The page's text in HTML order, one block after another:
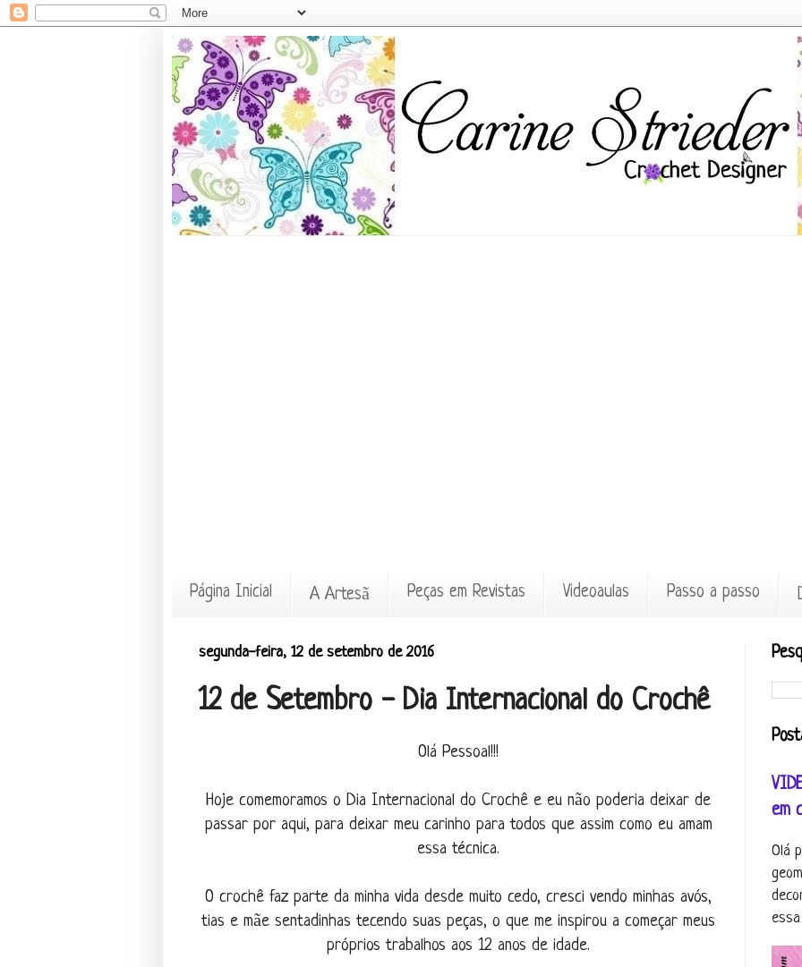
Página Inicial A Artesã Peças em Revistas Videoaulas Passo a passo
segunda-feira, 12 de setembro de 2016
12 de Setembro - Dia Internacional do Crochê
Olá Pessoal!!!
Hoje comemoramos o Dia Internacional do Crochê e eu não poderia deixar de
passar por aqui, para deixar meu carinho para todos que assim como eu amam
essa técnica.
O crochê faz parte da minha vida desde muito cedo, cresci vendo minhas avós,
tias e mãe sentadinhas tecendo suas peças, o que me inspirou a começar meus
próprios trabalhos aos 12 anos de idade.
em
Olá